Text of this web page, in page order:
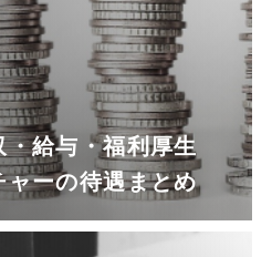
給与・福利厚生
ーの待遇まとめ